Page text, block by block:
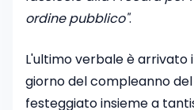
ordine pubblico".
L'ultimo verbale è arrivato
giorno del compleanno
festeggiato insieme a